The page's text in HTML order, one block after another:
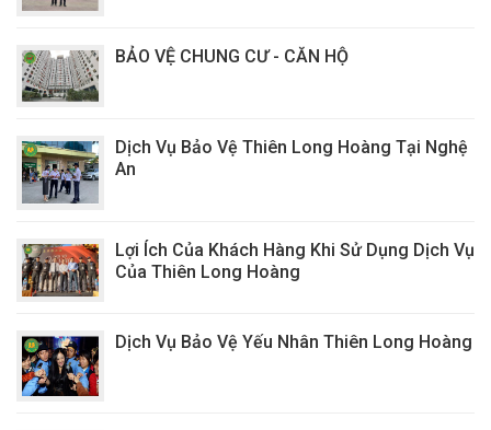
BẢO VỆ CHUNG CƯ - CĂN HỘ
Dịch Vụ Bảo Vệ Thiên Long Hoàng Tại Nghệ
An
Lợi Ích Của Khách Hàng Khi Sử Dụng Dịch Vụ
Của Thiên Long Hoàng
Dịch Vụ Bảo Vệ Yếu Nhân Thiên Long Hoàng